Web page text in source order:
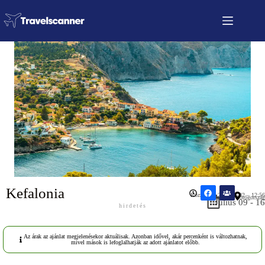
Július 09 - 16
Közzétéve: 2026.06.02 – 12:56
Görögország
Kefalonia
hirdetés
Az árak az ajánlat megjelenésekor aktuálisak. Azonban idővel, akár percenként is változhatnak,
mivel mások is lefoglalhatják az adott ajánlatot előbb.